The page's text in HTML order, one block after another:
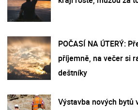
POČASÍ NA ÚTERÝ:
příjemně, na večer si
deštníky
Výstavba nových bytů